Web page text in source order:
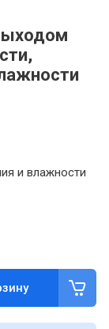
и влажности